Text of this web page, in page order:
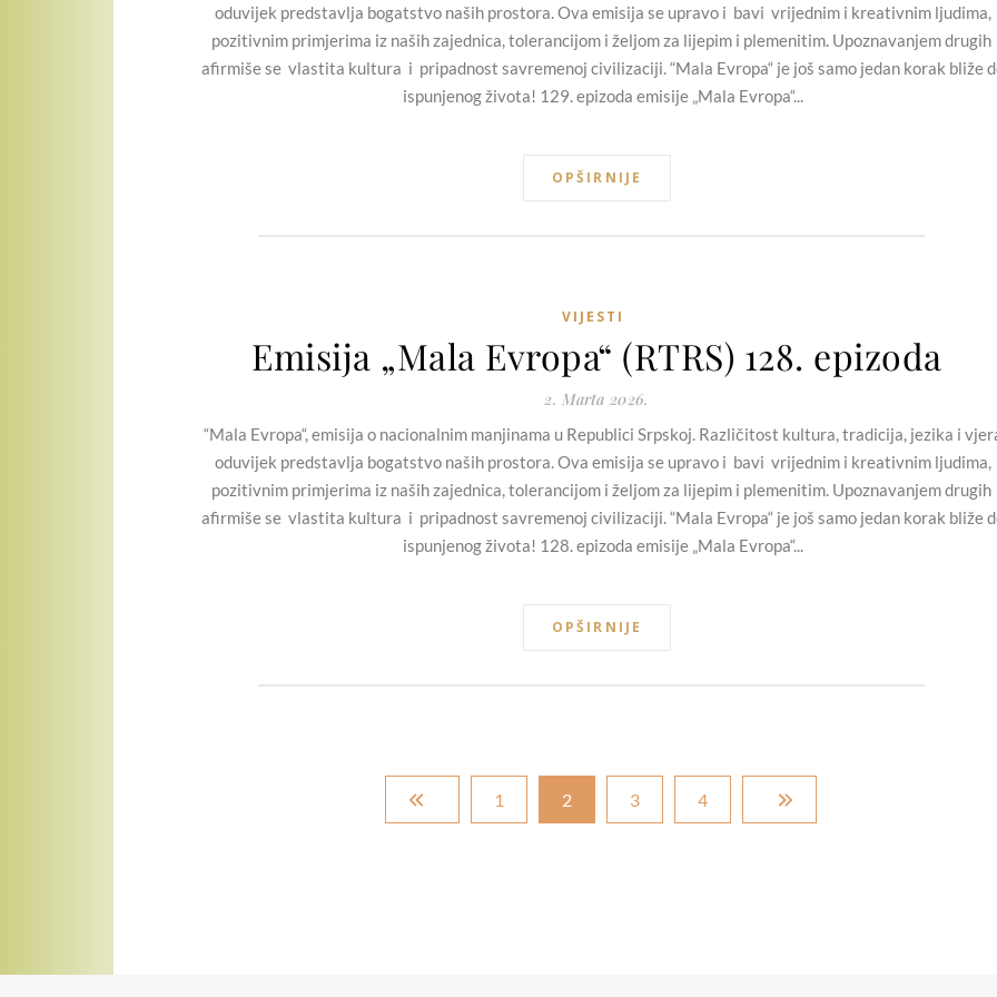
oduvijek predstavlja bogatstvo naših prostora. Ova emisija se upravo i bavi vrijednim i kreativnim ljudima,
pozitivnim primjerima iz naših zajednica, tolerancijom i željom za lijepim i plemenitim. Upoznavanjem drugih
afirmiše se vlastita kultura i pripadnost savremenoj civilizaciji. “Mala Evropa“ je još samo jedan korak bliže
ispunjenog života! 129. epizoda emisije „Mala Evropa“...
OPŠIRNIJE
VIJESTI
Emisija „Mala Evropa“ (RTRS) 128. epizoda
2. Marta 2026.
“Mala Evropa“, emisija o nacionalnim manjinama u Republici Srpskoj. Različitost kultura, tradicija, jezika i
oduvijek predstavlja bogatstvo naših prostora. Ova emisija se upravo i bavi vrijednim i kreativnim ljudima,
pozitivnim primjerima iz naših zajednica, tolerancijom i željom za lijepim i plemenitim. Upoznavanjem drugih
afirmiše se vlastita kultura i pripadnost savremenoj civilizaciji. “Mala Evropa“ je još samo jedan korak bliže
ispunjenog života! 128. epizoda emisije „Mala Evropa“...
OPŠIRNIJE
1 2 3 4